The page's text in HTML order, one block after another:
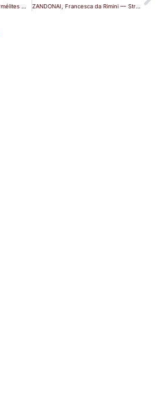
ZANDONAI, Francesca da Rimini — Strasbourg